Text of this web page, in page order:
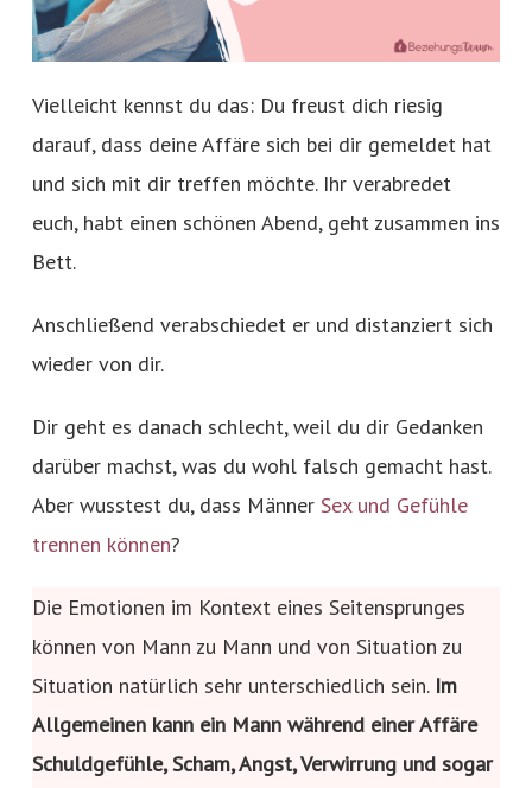
Vielleicht kennst du das: Du freust dich riesig
darauf, dass deine Affäre sich bei dir gemeldet hat
und sich mit dir treffen möchte. Ihr verabredet
euch, habt einen schönen Abend, geht zusammen ins
Bett.
Anschließend verabschiedet er und distanziert sich
wieder von dir.
Dir geht es danach schlecht, weil du dir Gedanken
darüber machst, was du wohl falsch gemacht hast.
Aber wusstest du, dass Männer Sex und Gefühle
trennen können?
Die Emotionen im Kontext eines Seitensprunges
können von Mann zu Mann und von Situation zu
Situation natürlich sehr unterschiedlich sein. Im
Allgemeinen kann ein Mann während einer Affäre
Schuldgefühle, Scham, Angst, Verwirrung und sogar